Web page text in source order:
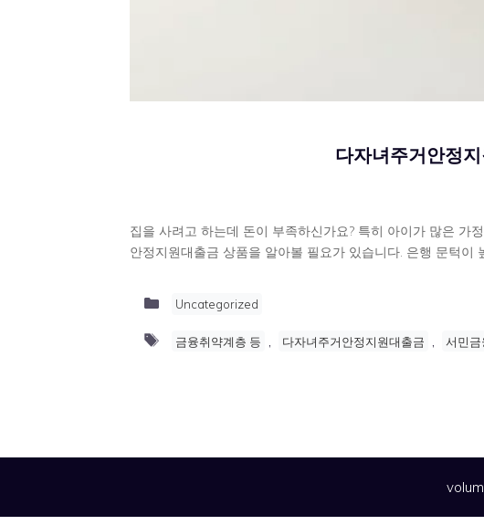
다자녀주거안정
집을 사려고 하는데 돈이 부족하신가요? 특히 아이가 많은 가
안정지원대출금 상품을 알아볼 필요가 있습니다. 은행 문턱
Categories
Uncategorized
Tags
금융취약계층 등 다자녀주거안정지원대출금 서민금